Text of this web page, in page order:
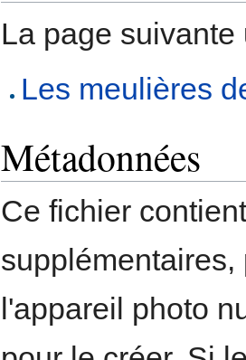
La page
Les meulières
Métadonnées
Ce fichier
l'appareil photo